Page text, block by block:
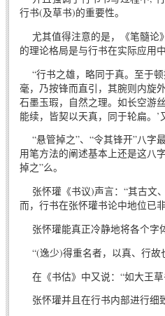
行书(及草书)的重要性。
尤其值得注意的是，《笔髓论
的理论格局是与行书在实际应用
“行书之雄，略同于真。至于
毫，乃按锋而直引，其腕则内旋
石墨玉瑕，自然之理。如长空游
能续，皆契以天真，同于轮扁。
“悬管掉之”、“令其锋开”八字
用笔方法的阐述基本上还是这八
掉之”么。
张怀瓘《书议)声言：“其古文
而，行书在张怀瓘书论中地位已
张怀瓘能真正冷静地将各个字
“(逸少)得重名者，以真、行故
在《书估》中又说：“如大王
张怀瓘并且在行书内部进行细